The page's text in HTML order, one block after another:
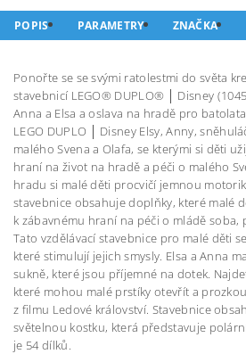
POPIS PARAMETRY ZNAČKA
Ponořte se se svými ratolestmi do světa
stavebnicí LEGO® DUPLO® │ Disney
Anna a Elsa a oslava na hradě pro
LEGO DUPLO │ Disney Elsy, Anny,
malého Svena a Olafa, se kterými si děti
hraní na život na hradě a péči o malého
hradu si malé děti procvičí jemnou
stavebnice obsahuje doplňky, které malé
k zábavnému hraní na péči o mládě soba,
Tato vzdělávací stavebnice pro malé děti
které stimulují jejich smysly. Elsa a Anna
sukně, které jsou příjemné na dotek.
které mohou malé prstíky otevřít a
z filmu Ledové království. Stavebnice
světelnou kostku, která představuje
je 54 dílků.